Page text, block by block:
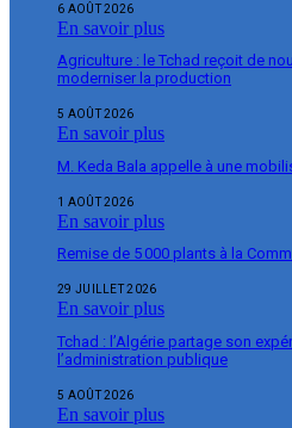
6 AOÛT 2026
En savoir plus
Agriculture : le Tchad reçoit de
moderniser la production
5 AOÛT 2026
En savoir plus
M. Keda Bala appelle à une
1 AOÛT 2026
En savoir plus
Remise de 5 000 plants à la
29 JUILLET 2026
En savoir plus
Tchad : l’Algérie partage son
l’administration publique
5 AOÛT 2026
En savoir plus